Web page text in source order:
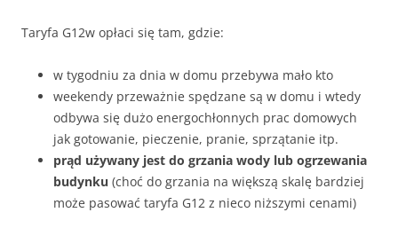
Taryfa G12w opłaci się tam, gdzie:
w tygodniu za dnia w domu przebywa mało kto
weekendy przeważnie spędzane są w domu i wtedy
odbywa się dużo energochłonnych prac domowych
jak gotowanie, pieczenie, pranie, sprzątanie itp.
prąd używany jest do grzania wody lub ogrzewania
budynku (choć do grzania na większą skalę bardziej
może pasować taryfa G12 z nieco niższymi cenami)